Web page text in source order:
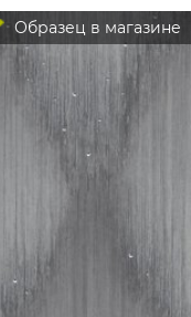
Образец в магазине